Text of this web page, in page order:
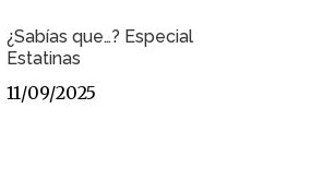
¿Sabías que…? Especial
Estatinas
11/09/2025